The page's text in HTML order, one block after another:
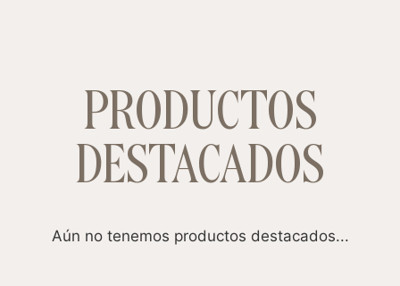
PRODUCTOS
DESTACADOS
Aún no tenemos productos destacados...